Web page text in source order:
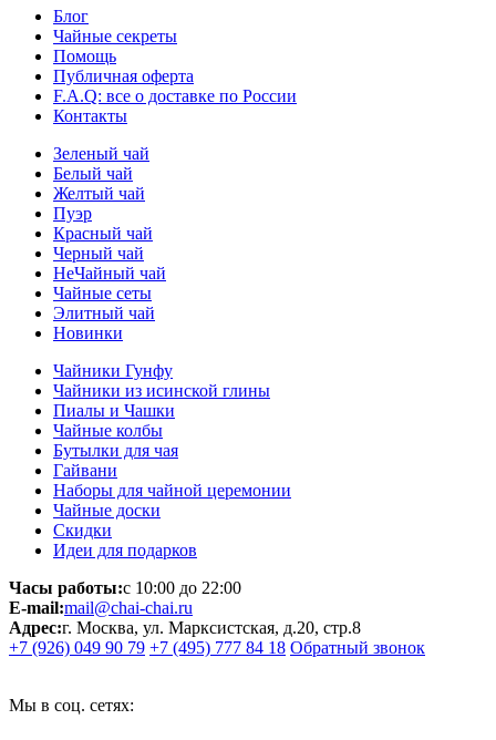
Блог
Чайные секреты
Помощь
Публичная оферта
F.A.Q: все о доставке по России
Контакты
Зеленый чай
Белый чай
Желтый чай
Пуэр
Красный чай
Черный чай
НеЧайный чай
Чайные сеты
Элитный чай
Новинки
Чайники Гунфу
Чайники из исинской глины
Пиалы и Чашки
Чайные колбы
Бутылки для чая
Гайвани
Наборы для чайной церемонии
Чайные доски
Скидки
Идеи для подарков
Часы работы:с 10:00 до 22:00
E-mail:mail@chai-chai.ru
Адрес:г. Москва, ул. Марксистская, д.20, стр.8
+7 (926) 049 90 79 +7 (495) 777 84 18 Обратный звонок
Мы в соц. сетях: